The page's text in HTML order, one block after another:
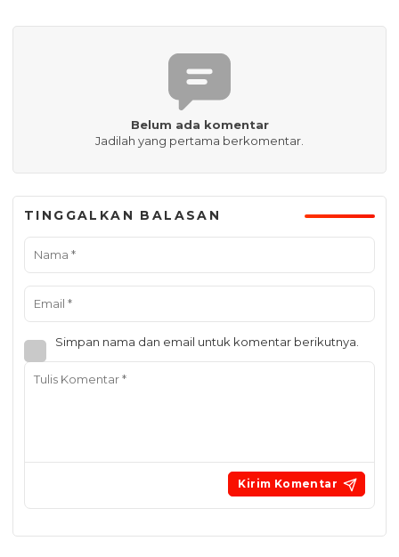
Belum ada komentar
Jadilah yang pertama berkomentar.
TINGGALKAN BALASAN
Simpan nama dan email untuk komentar berikutnya.